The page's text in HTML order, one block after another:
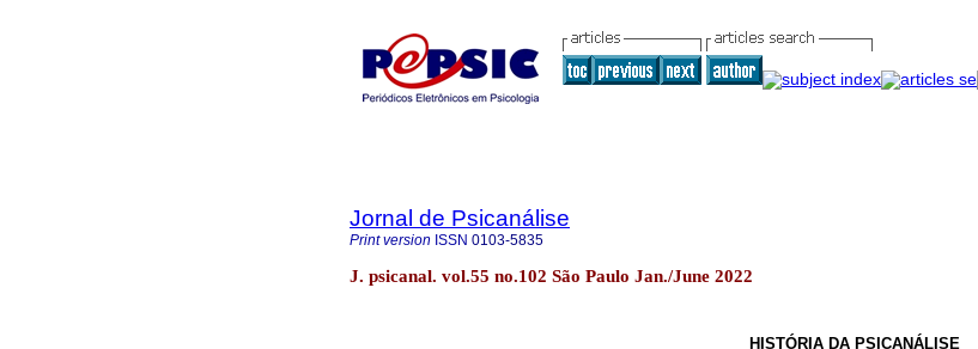
Jornal de Psicanálise
Print version ISSN 0103-5835
J. psicanal. vol.55 no.102 São Paulo Jan./June 2022
HISTÓRIA DA PSICANÁLISE